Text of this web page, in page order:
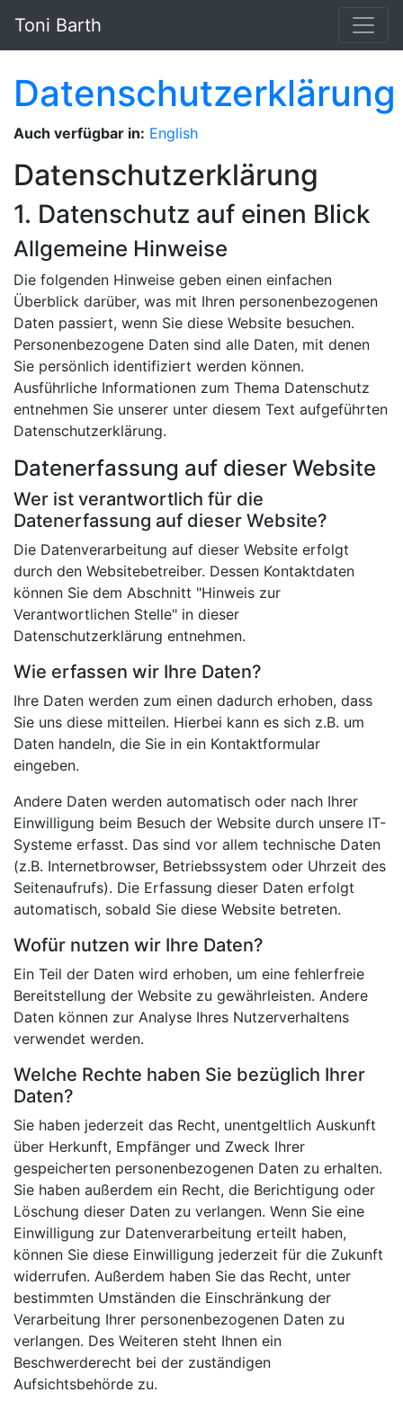
Toni Barth
Datenschutzerklärung
Auch verfügbar in: English
Datenschutzerklärung
1. Datenschutz auf einen Blick
Allgemeine Hinweise
Die folgenden Hinweise geben einen einfachen
Überblick darüber, was mit Ihren personenbezogenen
Daten passiert, wenn Sie diese Website besuchen.
Personenbezogene Daten sind alle Daten, mit denen
Sie persönlich identifiziert werden können.
Ausführliche Informationen zum Thema Datenschutz
entnehmen Sie unserer unter diesem Text aufgeführten
Datenschutzerklärung.
Datenerfassung auf dieser Website
Wer ist verantwortlich für die
Datenerfassung auf dieser Website?
Die Datenverarbeitung auf dieser Website erfolgt
durch den Websitebetreiber. Dessen Kontaktdaten
können Sie dem Abschnitt "Hinweis zur
Verantwortlichen Stelle" in dieser
Datenschutzerklärung entnehmen.
Wie erfassen wir Ihre Daten?
Ihre Daten werden zum einen dadurch erhoben, dass
Sie uns diese mitteilen. Hierbei kann es sich z.B. um
Daten handeln, die Sie in ein Kontaktformular
eingeben.
Andere Daten werden automatisch oder nach Ihrer
Einwilligung beim Besuch der Website durch unsere IT-
Systeme erfasst. Das sind vor allem technische Daten
(z.B. Internetbrowser, Betriebssystem oder Uhrzeit des
Seitenaufrufs). Die Erfassung dieser Daten erfolgt
automatisch, sobald Sie diese Website betreten.
Wofür nutzen wir Ihre Daten?
Ein Teil der Daten wird erhoben, um eine fehlerfreie
Bereitstellung der Website zu gewährleisten. Andere
Daten können zur Analyse Ihres Nutzerverhaltens
verwendet werden.
Welche Rechte haben Sie bezüglich Ihrer
Daten?
Sie haben jederzeit das Recht, unentgeltlich Auskunft
über Herkunft, Empfänger und Zweck Ihrer
gespeicherten personenbezogenen Daten zu erhalten.
Sie haben außerdem ein Recht, die Berichtigung oder
Löschung dieser Daten zu verlangen. Wenn Sie eine
Einwilligung zur Datenverarbeitung erteilt haben,
können Sie diese Einwilligung jederzeit für die Zukunft
widerrufen. Außerdem haben Sie das Recht, unter
bestimmten Umständen die Einschränkung der
Verarbeitung Ihrer personenbezogenen Daten zu
verlangen. Des Weiteren steht Ihnen ein
Beschwerderecht bei der zuständigen
Aufsichtsbehörde zu.